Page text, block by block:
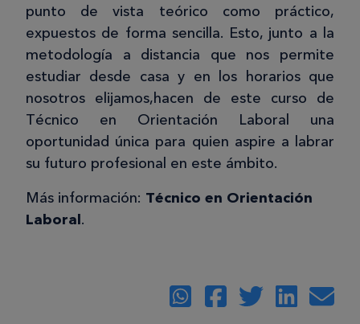
punto de vista teórico como práctico,
expuestos de forma sencilla. Esto, junto a la
metodología a distancia que nos permite
estudiar desde casa y en los horarios que
nosotros elijamos,hacen de este curso de
Técnico en Orientación Laboral una
oportunidad única para quien aspire a labrar
su futuro profesional en este ámbito.
Más información: Técnico en Orientación
Laboral.